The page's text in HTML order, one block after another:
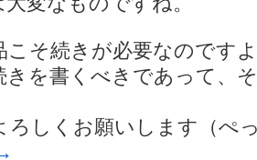
こそ続きが必要なのです
きを書くべきであって、
ろしくお願いします（ぺ